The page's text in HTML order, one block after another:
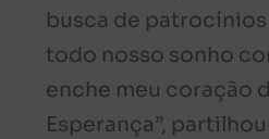
busca de
todo nosso sonho
enche meu coração
Esperança”,